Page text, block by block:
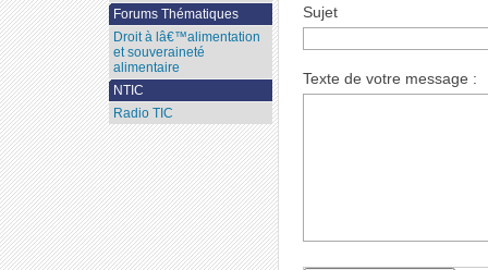
Sujet
Texte de votre message :
Forums Thématiques
Droit à lâ€™alimentation
et souveraineté
alimentaire
NTIC
Radio TIC